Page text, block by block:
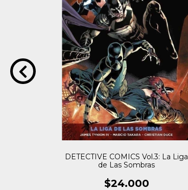
DETECTIVE COMICS Vol.3: La Liga
de Las Sombras
$24.000